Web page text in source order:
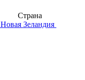
Страна
Новая Зеландия